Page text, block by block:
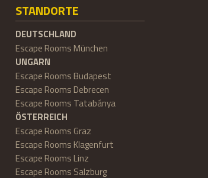
STANDORTE
DEUTSCHLAND
Escape Rooms München
UNGARN
Escape Rooms Budapest
Escape Rooms Debrecen
Escape Rooms Tatabánya
ÖSTERREICH
Escape Rooms Graz
Escape Rooms Klagenfurt
Escape Rooms Linz
Escape Rooms Salzburg